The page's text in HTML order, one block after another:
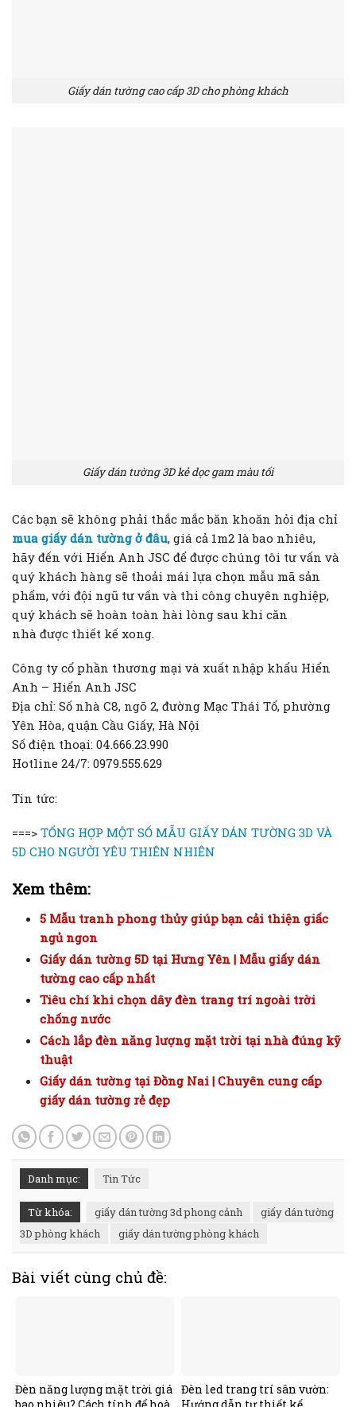
Giấy dán tường cao cấp 3D cho phòng khách
Giấy dán tường 3D kẻ dọc gam màu tối
Các bạn sẽ không phải thắc mắc băn khoăn hỏi địa chỉ
mua giấy dán tường ở đâu, giá cả 1m2 là bao nhiêu,
hãy đến với Hiển Anh JSC để được chúng tôi tư vấn và
quý khách hàng sẽ thoải mái lựa chọn mẫu mã sản
phẩm, với đội ngũ tư vấn và thi công chuyên nghiệp,
quý khách sẽ hoàn toàn hài lòng sau khi căn
nhà được thiết kế xong.
Công ty cổ phần thương mại và xuất nhập khẩu Hiển
Anh – Hiển Anh JSC
Địa chỉ: Số nhà C8, ngõ 2, đường Mạc Thái Tổ, phường
Yên Hòa, quận Cầu Giấy, Hà Nội
Số điện thoại: 04.666.23.990
Hotline 24/7: 0979.555.629
Tin tức:
===> TỔNG HỢP MỘT SỐ MẪU GIẤY DÁN TƯỜNG 3D VÀ
5D CHO NGƯỜI YÊU THIÊN NHIÊN
Xem thêm:
5 Mẫu tranh phong thủy giúp bạn cải thiện giấc
ngủ ngon
Giấy dán tường 5D tại Hưng Yên | Mẫu giấy dán
tường cao cấp nhất
Tiêu chí khi chọn dây đèn trang trí ngoài trời
chống nước
Cách lắp đèn năng lượng mặt trời tại nhà đúng kỹ
thuật
Giấy dán tường tại Đồng Nai | Chuyên cung cấp
giấy dán tường rẻ đẹp
Danh mục: Tin Tức
Từ khóa: giấy dán tường 3d phong cảnh
giấy dán tường
3D phòng khách
giấy dán tường phòng khách
Bài viết cùng chủ đề:
Đèn năng lượng mặt trời giá Đèn led trang trí sân vườn: